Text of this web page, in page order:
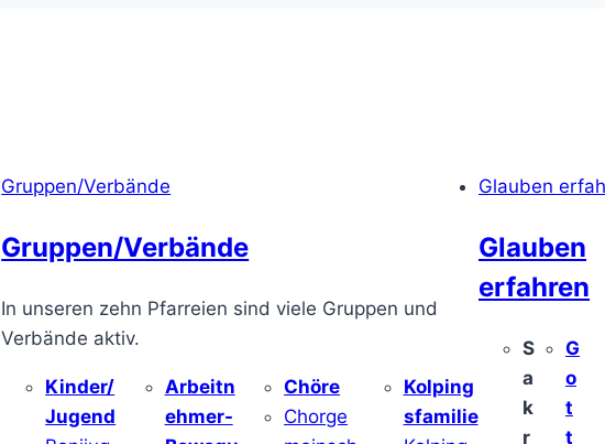
Gruppen/Verbände
Gruppen/Verbände
In unseren zehn Pfarreien sind viele Gruppen und
Verbände aktiv.
Kinder/
Jugend
Arbeitn
ehmer-
Chöre
Chorge
Kolping
sfamilie
Glauben
Glauben
erfahren
S
a
k
r
G
o
t
t